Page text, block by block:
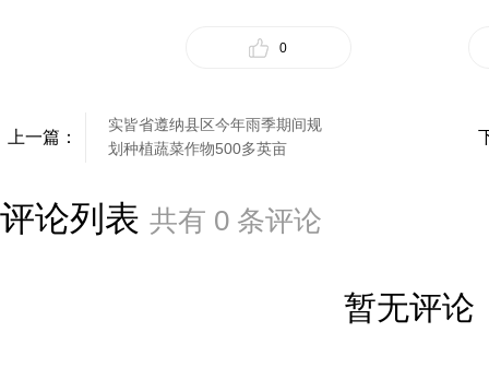
0
上一篇：
实皆省遵纳县区今年雨季期间规
划种植蔬菜作物500多英亩
评论列表 共有 0 条评论
暂无评论